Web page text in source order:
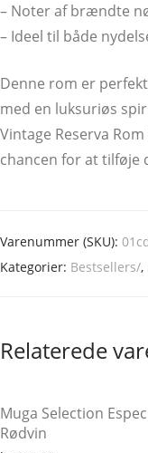
– Noter af brændte
– Ideel til både
Denne rom er
med en luksuriøs
Vintage Reserva
chancen for at tilføje
Varenummer (SKU):
Kategorier: Bestsellers/,
Relaterede
Muga Selection
Rødvin